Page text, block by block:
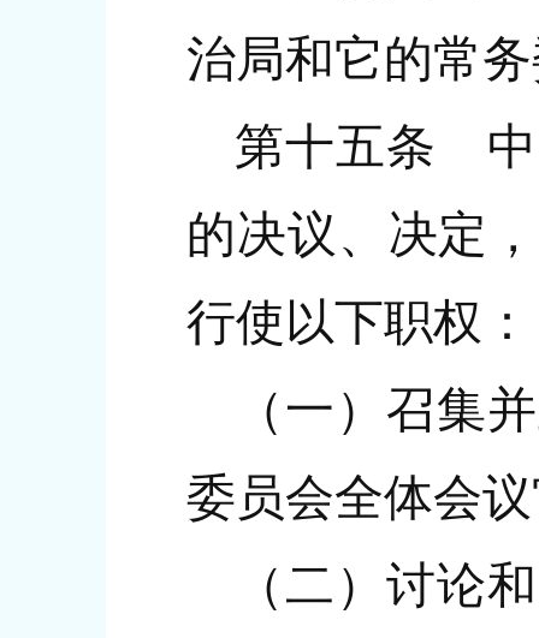
治局和它的常
第十五条 中
的决议、决定
行使以下职权：
（一）召集
委员会全体会
（二）讨论